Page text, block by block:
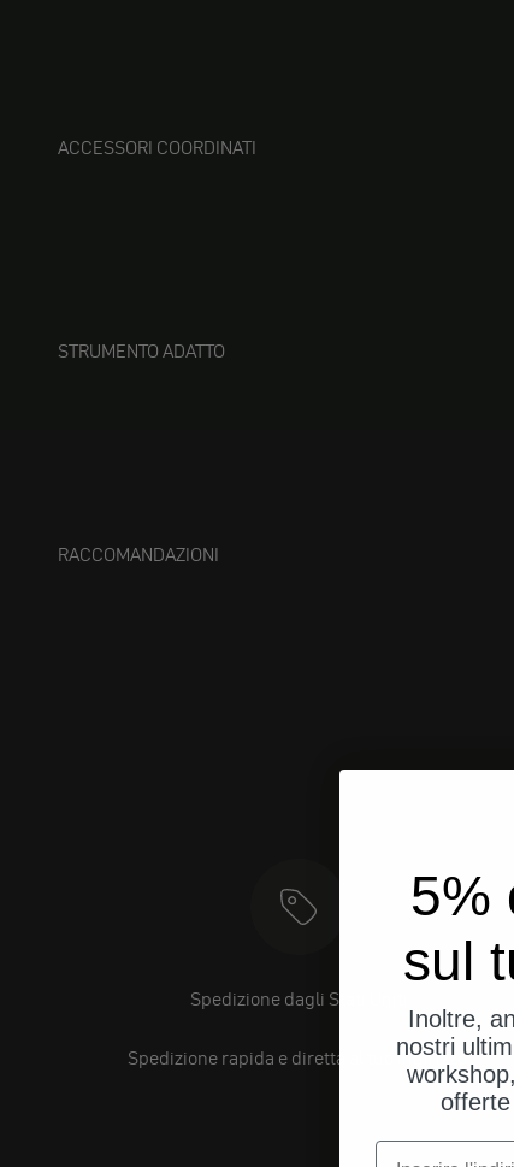
ACCESSORI COORDINATI
STRUMENTO ADATTO
RACCOMANDAZIONI
Spedizione dagli Stati Uniti
Spedizione rapida e diretta al tuo indirizzo.
5%
sul
Inoltre,
nostri
e-mail